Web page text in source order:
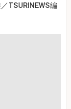
TSURINEWS編